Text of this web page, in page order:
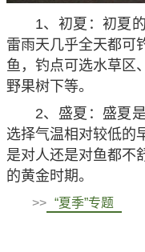
1、初夏：初夏
雷雨天几乎全天都可
鱼，钓点可选水草区
野果树下等。
2、盛夏：盛夏
选择气温相对较低的
是对人还是对鱼都不
的黄金时期。
>> “夏季”专题